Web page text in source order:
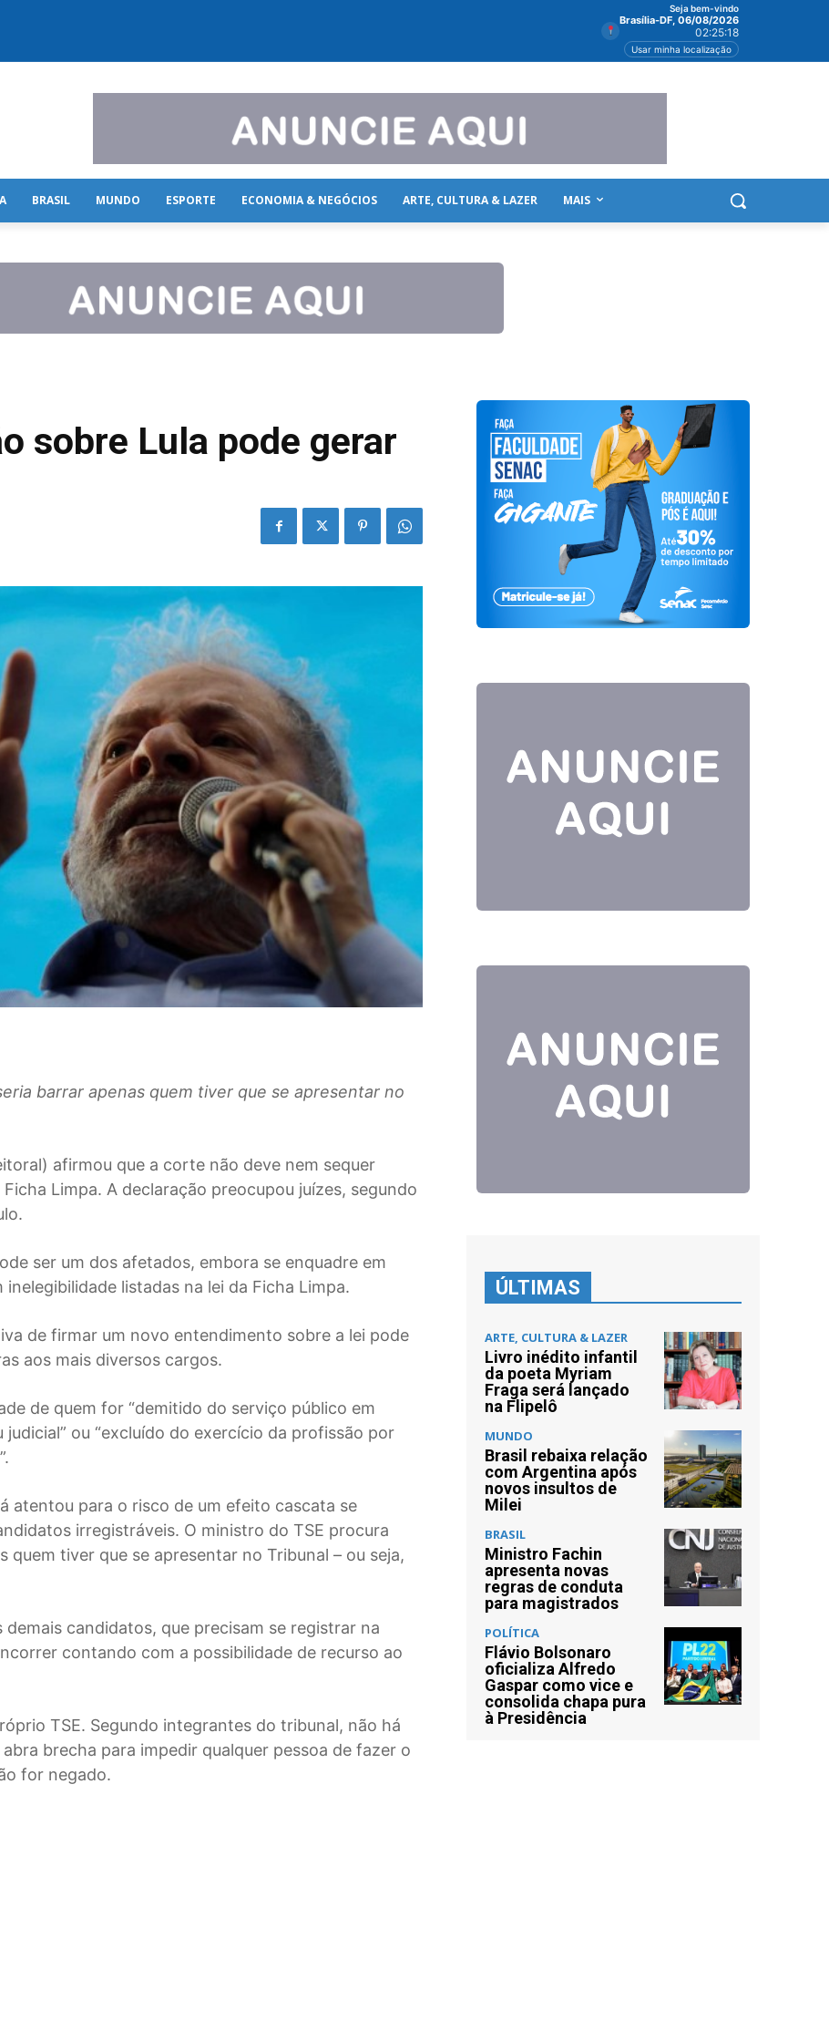
Seja bem-vindo
Brasília-DF, 06/08/2026
02:25:18
Usar minha localização
BRASIL MUNDO ESPORTE ECONOMIA & NEGÓCIOS ARTE, CULTURA & LAZER MAIS
sobre Lula pode gerar
barrar apenas quem tiver que se apresentar no
afirmou que a corte não deve nem sequer
Limpa. A declaração preocupou juízes, segundo
ser um dos afetados, embora se enquadre em
listadas na lei da Ficha Limpa.
de firmar um novo entendimento sobre a lei pode
aos mais diversos cargos.
de quem for “demitido do serviço público em
ou “excluído do exercício da profissão por
atentou para o risco de um efeito cascata se
irregistráveis. O ministro do TSE procura
quem tiver que se apresentar no Tribunal – ou seja,
candidatos, que precisam se registrar na
contando com a possibilidade de recurso ao
TSE. Segundo integrantes do tribunal, não há
brecha para impedir qualquer pessoa de fazer o
for negado.
ÚLTIMAS
ARTE, CULTURA & LAZER
Livro inédito infantil
da poeta Myriam
Fraga será lançado
na Flipelô
MUNDO
Brasil rebaixa relação
com Argentina após
novos insultos de
Milei
BRASIL
Ministro Fachin
apresenta novas
regras de conduta
para magistrados
POLÍTICA
Flávio Bolsonaro
oficializa Alfredo
Gaspar como vice e
consolida chapa pura
à Presidência